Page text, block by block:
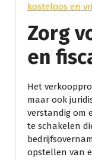
kosteloos en
Zorg
en
Het
maar ook
verstandig om
te schakelen
opstellen van